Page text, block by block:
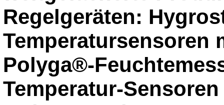
Regelgeräten:
Temperatursensoren
Polyga®-
Temperatur-